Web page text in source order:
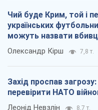
Чий буде Крим, той і
українських
можуть назвати
Олександр Кірш 7,8 т.
Захід проспав
перевірити НАТО
Леонід Невзлін 8,7 т.